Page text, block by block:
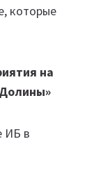
которые
на
ИБ в